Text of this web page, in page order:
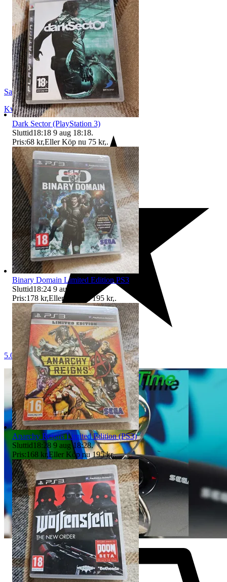
SandsOfTime
Kvänum,Sverige
5.0
Dark Sector (PlayStation 3)
Sluttid18:18 9 aug 18:18.
Pris:68 kr,Eller Köp nu 75 kr,.
Binary Domain Limited Edition PS3
Sluttid18:24 9 aug 18:24
Pris:178 kr,Eller Köp nu 195 kr,.
Anarchy Reigns Limited Edition (PS3)
Sluttid18:28 9 aug 18:28.
Pris:168 kr,Eller Köp nu 195 kr,.